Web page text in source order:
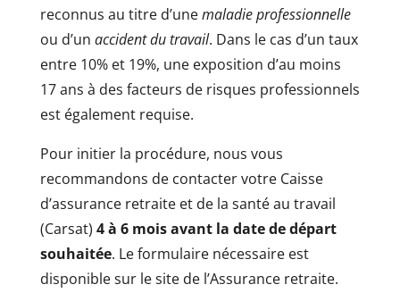
reconnus au titre d’unemaladie professionnelle
ou d’un accident du travail. Dans le cas d’un taux
entre 10% et 19%, une exposition d’au moins
17 ans à des facteurs de risques professionnels
est également requise.
Pour initier la procédure, nous vous
recommandons de contacter votre Caisse
d’assurance retraite et de la santé au travail
(Carsat) 4 à 6 mois avant la date de départ
souhaitée. Le formulaire nécessaire est
disponible sur le site de l’Assurance retraite.